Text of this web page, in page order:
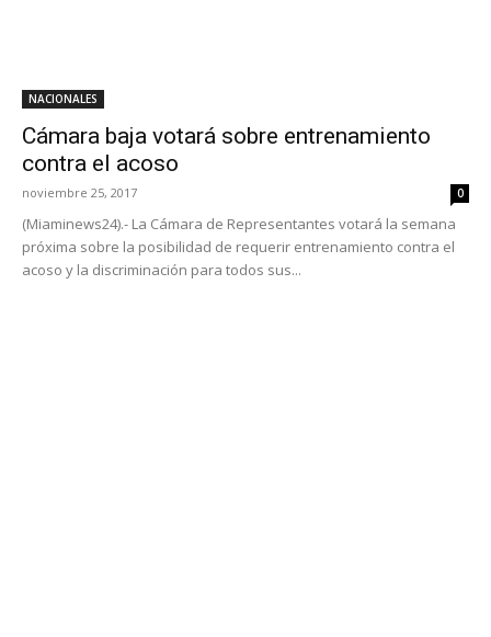
NACIONALES
Cámara baja votará sobre entrenamiento
contra el acoso
noviembre 25, 2017 0
(Miaminews24).- La Cámara de Representantes votará la semana
próxima sobre la posibilidad de requerir entrenamiento contra el
acoso y la discriminación para todos sus...